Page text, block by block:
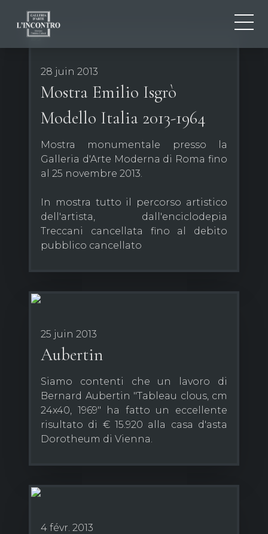
QUI SOMMES-NOU
NEWS ED EVENTS
EXPOSITIONS
CONTACTS
28 juin 2013
Mostra Emilio Isgrò
Modello Italia 2013-1964
Mostra monumentale presso la
Galleria d'Arte Moderna di Roma fino
al 25 novembre 2013.
In mostra tutto il percorso artistico
dell'artista, dall'enciclodepia
Treccani cancellata fino al debito
pubblico cancellato
25 juin 2013
Aubertin
Siamo contenti che un lavoro di
Bernard Aubertin "Tableau clous, cm
24x40, 1969" ha fatto un eccellente
risultato di € 15.920 alla casa d'asta
Dorotheum di Vienna.
4 févr. 2013